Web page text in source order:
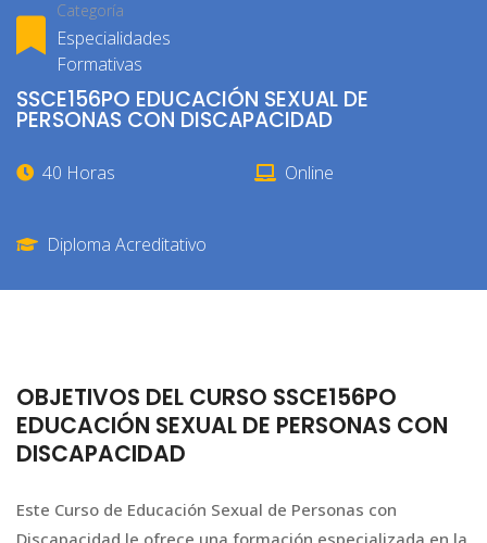
Categoría
Especialidades
Formativas
SSCE156PO EDUCACIÓN SEXUAL DE
PERSONAS CON DISCAPACIDAD
40 Horas Online
Diploma Acreditativo
OBJETIVOS DEL CURSO SSCE156PO
EDUCACIÓN SEXUAL DE PERSONAS CON
DISCAPACIDAD
Este Curso de Educación Sexual de Personas con